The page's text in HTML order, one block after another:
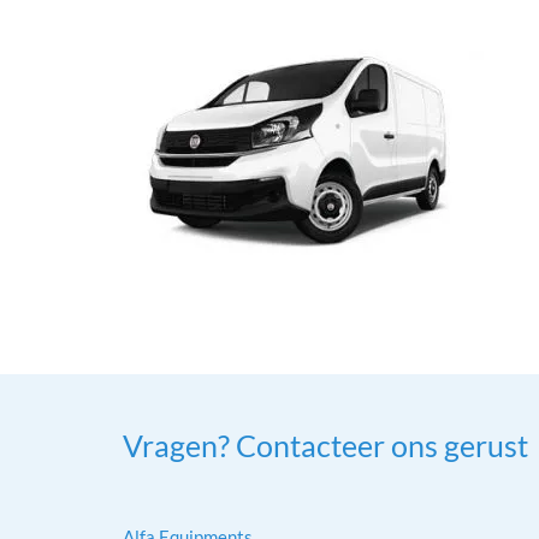
Vragen? Contacteer ons gerust